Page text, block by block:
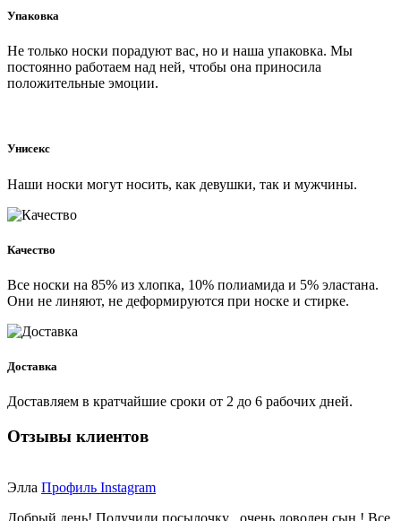
Упаковка
Не только носки порадуют вас, но и наша упаковка. Мы
постоянно работаем над ней, чтобы она приносила
положительные эмоции.
Унисекс
Наши носки могут носить, как девушки, так и мужчины.
Качество
Все носки на 85% из хлопка, 10% полиамида и 5% эластана.
Они не линяют, не деформируются при носке и стирке.
Доставка
Доставляем в кратчайшие сроки от 2 до 6 рабочих дней.
Отзывы клиентов
Элла Профиль Instagram
Добрый день! Получили посылочку , очень доволен сын ! Все